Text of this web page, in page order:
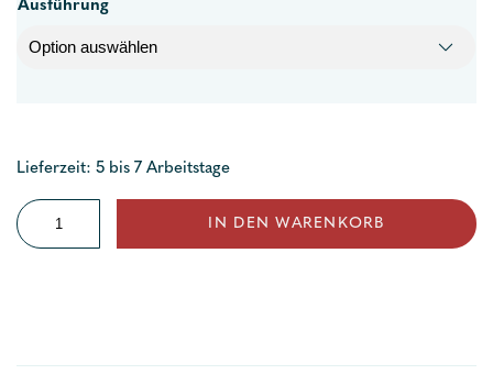
Ausführung
Lieferzeit: 5 bis 7 Arbeitstage
Zubehör
für
IN DEN WARENKORB